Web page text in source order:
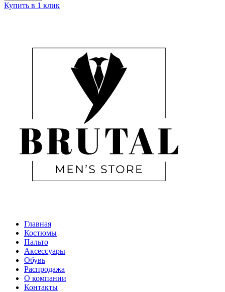
Купить в 1 клик
Главная
Костюмы
Пальто
Аксессуары
Обувь
Распродажа
О компании
Контакты